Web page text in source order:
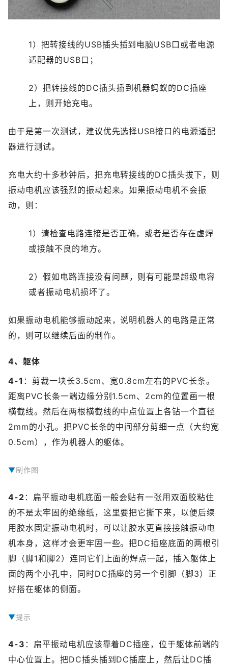
1）把转接线的USB插头插到电脑USB口或者电源
适配器的USB口；
2）把转接线的DC插头插到机器蚂蚁的DC插座
上，则开始充电。
由于是第一次测试，建议优先选择USB接口的电源适配
器进行测试。
充电大约十多秒钟后，把充电转接线的DC插头拔下，则
振动电机应该强烈的振动起来。如果振动电机不会振
动，则：
1）请检查电路连接是否正确，或者是否存在虚焊
或接触不良的地方。
2）假如电路连接没有问题，则有可能是超级电容
或者振动电机损坏了。
如果振动电机能够振动起来，说明机器人的电路是正常
的，则可以继续后面的制作。
​4、躯体
4-1 ：剪裁一块长3.5cm、宽0.8cm左右的PVC长条。
距离PVC长条一端边缘分别1.5cm、2cm的位置画一根
横截线。然后在两根横截线的中点位置上各钻一个直径
2mm的小孔。把PVC长条的中间部分剪细一点（大约宽
0.5cm），作为机器人的躯体。
制作图
4-2 ：扁平振动电机底面一般会贴有一张用双面胶粘住
的不是太牢固的绝缘纸，这里要把它撕下来，以便后续
用胶水固定振动电机时，可以让胶水更直接接触振动电
机本身，这样才会更牢固一些。把DC插座底面的两根引
脚（脚1和脚2）连同它们上面的焊点一起，插入躯体上
面的两个小孔中，同时DC插座的另一个引脚（脚3）正
好搭在躯体的侧面。
提示
4-3 ：扁平振动电机应该靠着DC插座，位于躯体前端的
中心位置上。把DC插头插到DC插座上，然后让DC插